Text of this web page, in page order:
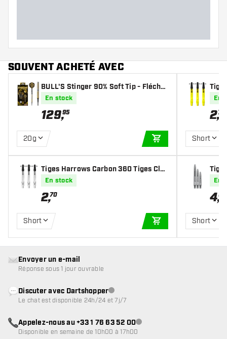
SOUVENT ACHETÉ AVEC
BULL'S Stinger 90% Soft Tip - Fléchet
tes pointe Plastique
En stock
129,95
20g
AJOUTER AU
Tiges Harrows Carbon 360 Tiges Cle
ar
En stock
2,70
Short
AJOUTER AU
ow
En
2,70
Short
En
4,95
Short
Envoyer un e-mail
Réponse sous 1 jour ouvrable
Discuter avec DartshopperService client indisponible
Le chat est disponible 24h/24 et 7j/7
Appelez-nous au +33 1 76 63 52 00Service client indisponible
Disponible en semaine de 10h00 à 17h00